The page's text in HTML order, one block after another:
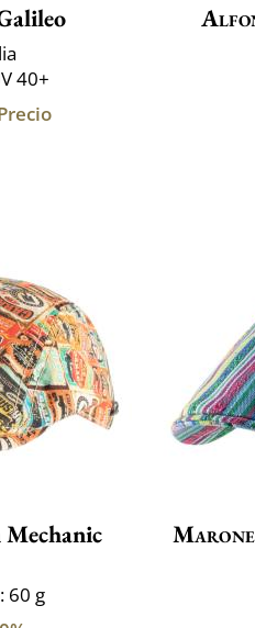
40+
Mechanic
60 g